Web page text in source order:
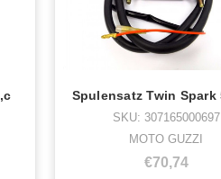
SKU: 307165000697
MOTO GUZZI
€70,74